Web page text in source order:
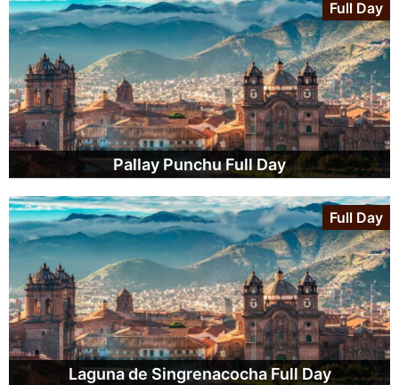
Pallay Punchu Full Day
Full Day
Laguna de Singrenacocha Full Day
Full Day